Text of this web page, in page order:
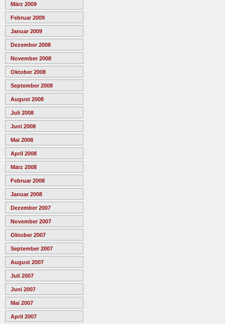
März 2009
Februar 2009
Januar 2009
Dezember 2008
November 2008
Oktober 2008
September 2008
August 2008
Juli 2008
Juni 2008
Mai 2008
April 2008
März 2008
Februar 2008
Januar 2008
Dezember 2007
November 2007
Oktober 2007
September 2007
August 2007
Juli 2007
Juni 2007
Mai 2007
April 2007